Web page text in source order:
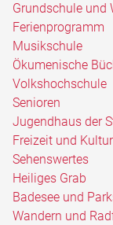
Grundschule und
Ferienprogramm
Musikschule
Ökumenische
Volkshochschule
Senioren
Jugendhaus der
Freizeit und Kultur
Sehenswertes
Heiliges Grab
Badesee und
Wandern und